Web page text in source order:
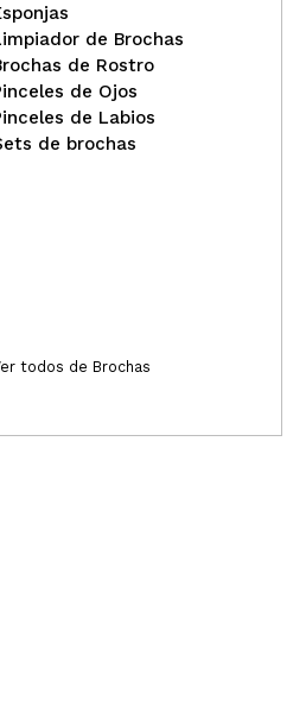
- Pincel de
- 224
de Brochas
de Rostro
de Ojos
de Labios
de brochas
todos de Brochas